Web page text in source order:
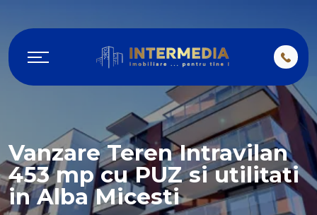
Vanzare Teren Intravilan
453 mp cu PUZ si utilitati
in Alba Micesti